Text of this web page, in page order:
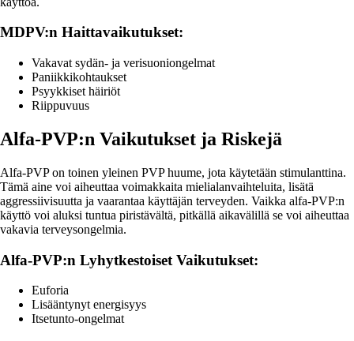
MDPV:n Haittavaikutukset:
Vakavat sydän- ja verisuoniongelmat
Paniikkikohtaukset
Psyykkiset häiriöt
Riippuvuus
Alfa-PVP:n Vaikutukset ja Riskejä
Alfa-PVP on toinen yleinen PVP huume, jota käytetään stimulanttina.
Tämä aine voi aiheuttaa voimakkaita mielialanvaihteluita, lisätä
aggressiivisuutta ja vaarantaa käyttäjän terveyden. Vaikka alfa-PVP:n
käyttö voi aluksi tuntua piristävältä, pitkällä aikavälillä se voi aiheuttaa
vakavia terveysongelmia.
Alfa-PVP:n Lyhytkestoiset Vaikutukset:
Euforia
Lisääntynyt energisyys
Itsetunto-ongelmat